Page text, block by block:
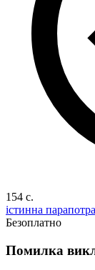
154 c.
істинна пара
Безоплатно
Помилка